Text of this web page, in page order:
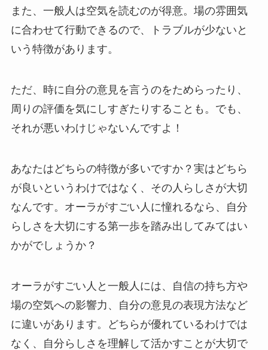
また、一般人は空気を読むのが得意。場の雰囲気
に合わせて行動できるので、トラブルが少ないと
いう特徴があります。
ただ、時に自分の意見を言うのをためらったり、
周りの評価を気にしすぎたりすることも。でも、
それが悪いわけじゃないんですよ！
あなたはどちらの特徴が多いですか？実はどちら
が良いというわけではなく、その人らしさが大切
なんです。オーラがすごい人に憧れるなら、自分
らしさを大切にする第一歩を踏み出してみてはい
かがでしょうか？
オーラがすごい人と一般人には、自信の持ち方や
場の空気への影響力、自分の意見の表現方法など
に違いがあります。どちらが優れているわけでは
なく、自分らしさを理解して活かすことが大切で